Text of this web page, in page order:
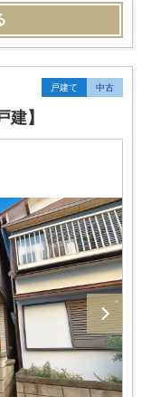
戸建て 中古
】